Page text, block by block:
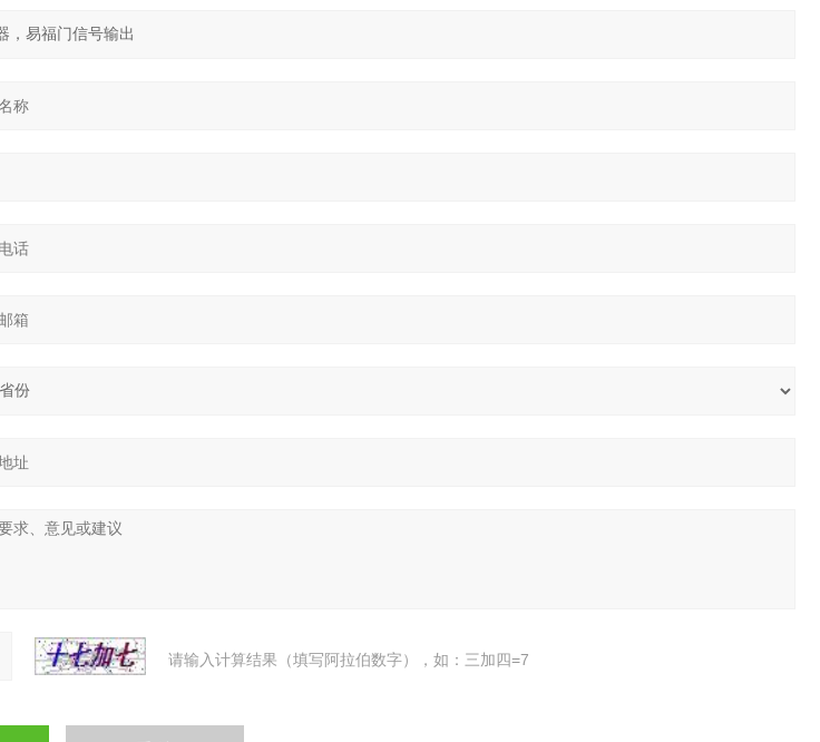
请输入计算结果（填写阿拉伯数字），如：三加四=7